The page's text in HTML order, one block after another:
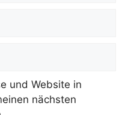
und Website in
nächsten